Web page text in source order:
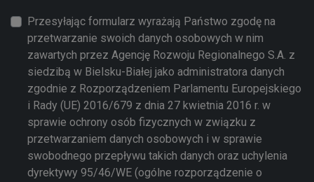
Przesyłając formularz wyrażają Państwo zgodę na
przetwarzanie swoich danych osobowych w nim
zawartych przez Agencję Rozwoju Regionalnego S.A. z
siedzibą w Bielsku-Białej jako administratora danych
zgodnie z Rozporządzeniem Parlamentu Europejskiego
i Rady (UE) 2016/679 z dnia 27 kwietnia 2016 r. w
sprawie ochrony osób fizycznych w związku z
przetwarzaniem danych osobowych i w sprawie
swobodnego przepływu takich danych oraz uchylenia
dyrektywy 95/46/WE (ogólne rozporządzenie o